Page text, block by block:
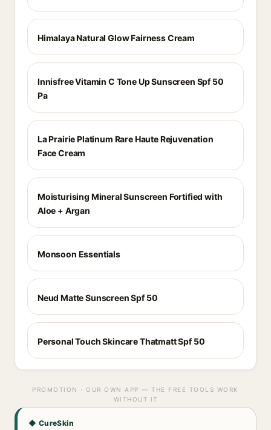
Himalaya Natural Glow Fairness Cream
Innisfree Vitamin C Tone Up Sunscreen Spf 50
Pa
La Prairie Platinum Rare Haute Rejuvenation
Face Cream
Moisturising Mineral Sunscreen Fortified with
Aloe + Argan
Monsoon Essentials
Neud Matte Sunscreen Spf 50
Personal Touch Skincare Thatmatt Spf 50
PROMOTION · OUR OWN APP — THE FREE TOOLS WORK
WITHOUT IT
◆ CureSkin